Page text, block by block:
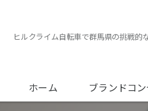
ヒルクライム自転車で群馬県の挑戦的
ホーム ブランドコ